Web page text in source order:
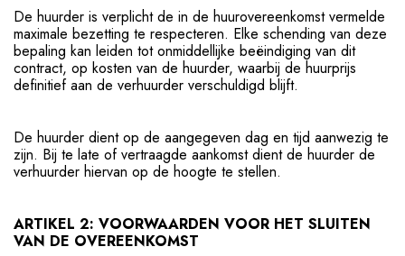
De huurder is verplicht de in de huurovereenkomst vermelde
maximale bezetting te respecteren. Elke schending van deze
bepaling kan leiden tot onmiddellijke beëindiging van dit
contract, op kosten van de huurder, waarbij de huurprijs
definitief aan de verhuurder verschuldigd blijft.
De huurder dient op de aangegeven dag en tijd aanwezig te
zijn. Bij te late of vertraagde aankomst dient de huurder de
verhuurder hiervan op de hoogte te stellen.
ARTIKEL 2: VOORWAARDEN VOOR HET SLUITEN
VAN DE OVEREENKOMST